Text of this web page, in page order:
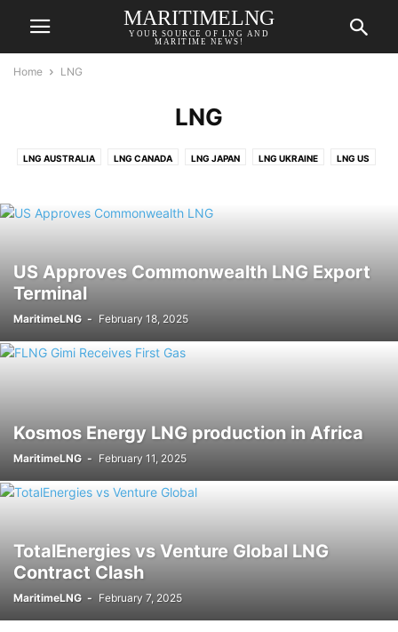
MARITIMELNG
YOUR SOURCE OF LNG AND
MARITIME NEWS!
Home LNG
LNG
LNG AUSTRALIA LNG CANADA LNG JAPAN LNG UKRAINE LNG US
US Approves Commonwealth LNG Export
Terminal
MaritimeLNG - February 18, 2025
Kosmos Energy LNG production in Africa
MaritimeLNG - February 11, 2025
TotalEnergies vs Venture Global LNG
Contract Clash
MaritimeLNG - February 7, 2025